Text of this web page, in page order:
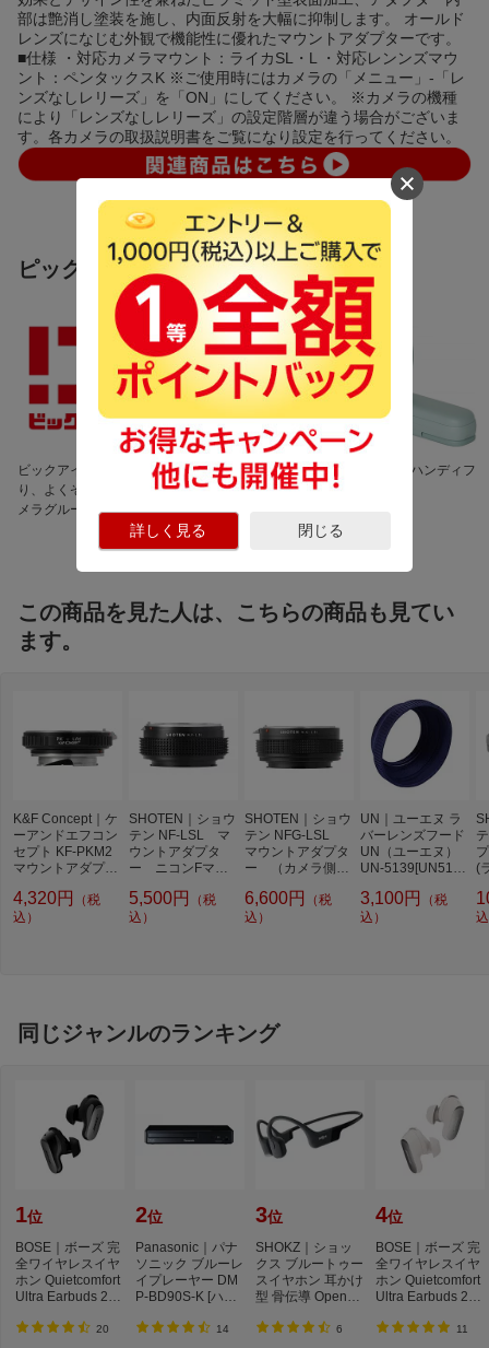
詳しく見る 閉じる
部は艶消し塗装を施し、内面反射を大幅に抑制します。 オールド
レンズになじむ外観で機能性に優れたマウントアダプターです。
■仕様 ・対応カメラマウント：ライカSL・L ・対応レンンズマウ
ント：ペンタックスK ※ご使用時にはカメラの「メニュー」-「レ
ンズなしレリーズ」を「ON」にしてください。 ※カメラの機種
により「レンズなしレリーズ」の設定階層が違う場合がございま
す。各カメラの取扱説明書をご覧になり設定を行ってください。
ピックアップ商品
ビックアイデア 良いよ
り、よくぞ。 ビックカ
メラグループのオリジナ
話題の保冷剤が勢ぞろ
い！
暑さ対策に ハンディフ
ァン
この商品を見た人は、こちらの商品も見てい
ます。
K&F Concept｜ケ
ーアンドエフコン
セプト KF-PKM2
マウントアダプタ
ライカM レンズ
側：ペンタックス
4,320円
（税
込）
SHOTEN｜ショウ
テン NF-LSL マ
ウントアダプタ
ー ニコンFマウ
イカSL.Lマウント
変換 NF-LSL
5,500円
（税
込）
SHOTEN｜ショウ
テン NFG-LSL
マウントアダプタ
ー （カメラ側：
ズ側：ニコンF（G
タイプ対応）） N
6,600円
（税
込）
UN｜ユーエヌ ラ
バーレンズフード
UN（ユーエヌ）
UN-5139[UN513
3,100円
（税
込）
(
同じジャンルのランキング
1位
BOSE｜ボーズ 完
全ワイヤレスイヤ
ホン Quietcomfort
Ultra Earbuds 2nd
U...
20
2位
Panasonic｜パナ
ソニック ブルーレ
イプレーヤー DM
P-BD90S-K [ハイ
用...
14
3位
SHOKZ｜ショッ
クス ブルートゥー
スイヤホン 耳かけ
型 骨伝導 OpenRu
P...
6
4位
BOSE｜ボーズ 完
全ワイヤレスイヤ
ホン Quietcomfort
Ultra Earbuds 2nd
O...
11